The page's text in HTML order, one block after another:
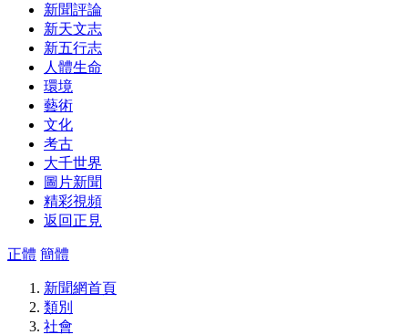
新聞評論
新天文志
新五行志
人體生命
環境
藝術
文化
考古
大千世界
圖片新聞
精彩視頻
返回正見
正體 簡體
新聞網首頁
類別
社會